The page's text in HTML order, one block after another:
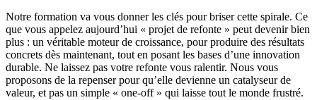
Notre formation va vous donner les clés pour briser cette spirale. Ce
que vous appelez aujourd’hui « projet de refonte » peut devenir bien
plus : un véritable moteur de croissance, pour produire des résultats
concrets dès maintenant, tout en posant les bases d’une innovation
durable. Ne laissez pas votre refonte vous ralentir. Nous vous
proposons de la repenser pour qu’elle devienne un catalyseur de
valeur, et pas un simple « one-off » qui laisse tout le monde frustré.